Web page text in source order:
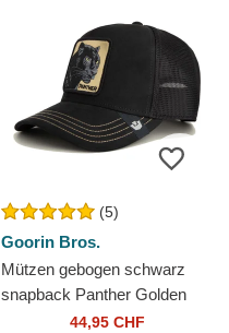
(5)
Goorin Bros.
Mützen gebogen schwarz
snapback Panther Golden
Suede The Farm Goorin
44,95 CHF